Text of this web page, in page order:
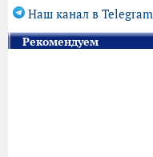
Наш канал в Telegram
Рекомендуем